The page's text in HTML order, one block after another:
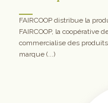
FAIRCOOP distribue la
FAIRCOOP, la coopérative
commercialise des
marque (...)